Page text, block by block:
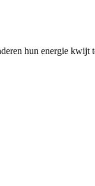
hun energie